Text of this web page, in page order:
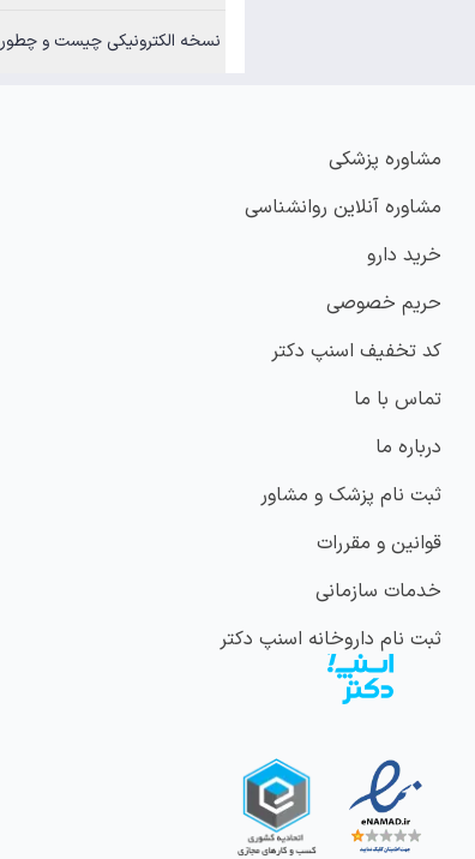
نسخه الکترونیکی چیست و
مشاوره پزشکی
مشاوره آنلاین روانشناسی
خرید دارو
حریم خصوصی
کد تخفیف اسنپ دکتر
تماس با ما
درباره ما
ثبت نام پزشک و مشاور
قوانین و مقررات
خدمات سازمانی
ثبت نام داروخانه اسنپ دکتر